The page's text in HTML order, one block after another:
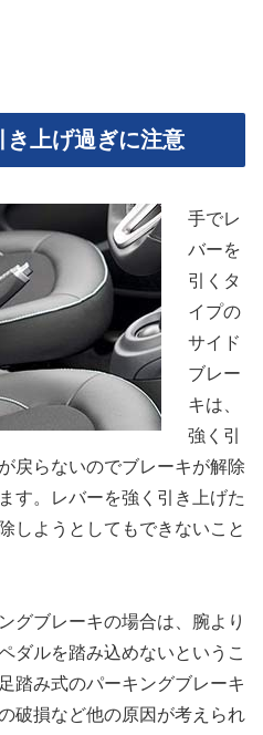
上げ過ぎに注意
手でレ
バーを
引くタ
イプの
サイド
ブレー
キは、
強く引
戻らないのでブレーキが解除
す。レバーを強く引き上げた
しようとしてもできないこと
グブレーキの場合は、腕より
ダルを踏み込めないというこ
踏み式のパーキングブレーキ
破損など他の原因が考えられ